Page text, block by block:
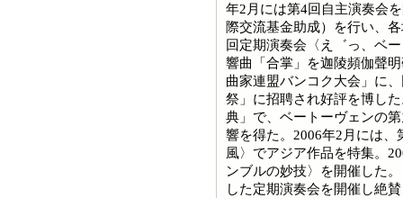
年2月には第4回自主演奏会
際交流基金助成）を行い、
回定期演奏会〈え゛っ、ベ
響曲「合掌」を迦陵頻伽聲
曲家連盟バンコク大会」に
祭」に招聘され好評を博し
典」で、ベートーヴェンの
響を得た。2006年2月には
風〉でアジア作品を特集。
ンブルの妙技〉を開催した
した定期演奏会を開催し絶